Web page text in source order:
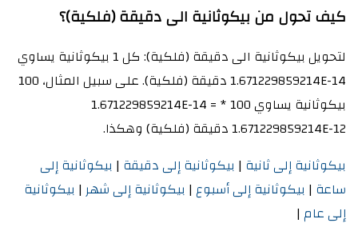
كيف تحول من بيكوثانية الى دقيقة (فلكية)؟
لتحويل بيكوثانية الى دقيقة (فلكية): كل 1 بيكوثانية يساوي
1.671229859214E-14 دقيقة (فلكية). على سبيل المثال، 100
بيكوثانية يساوي 100 * 1.671229859214E-14 =
1.671229859214E-12 دقيقة (فلكية) وهكذا.
بيكوثانية إلى ثانية | بيكوثانية إلى دقيقة | بيكوثانية إلى
ساعة | بيكوثانية إلى أسبوع | بيكوثانية إلى شهر | بيكوثانية
إلى عام |